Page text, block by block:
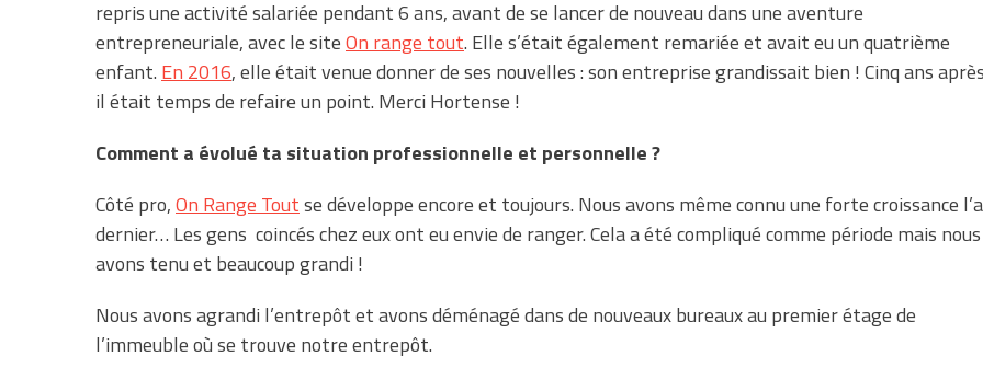
repris une activité salariée pendant 6 ans, avant de se lancer de nouveau dans une aventure
entrepreneuriale, avec le siteOn range tout. Elle s’était également remariée et avait eu un quatrième
enfant. En 2016, elle était venue donner de ses nouvelles : son entreprise grandissait bien ! Cinq ans
il était temps de refaire un point. Merci Hortense !
Comment a évolué ta situation professionnelle et personnelle ?
Côté pro,On Range Toutse développe encore et toujours. Nous avons même connu une forte croissance
dernier… Les gens coincés chez eux ont eu envie de ranger. Cela a été compliqué comme période mais nous
avons tenu et beaucoup grandi !
Nous avons agrandi l’entrepôt et avons déménagé dans de nouveaux bureaux au premier étage de
l’immeuble où se trouve notre entrepôt.